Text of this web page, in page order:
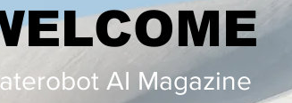
AI Magazine